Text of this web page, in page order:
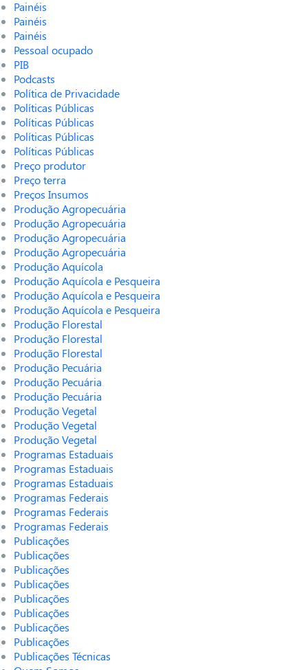
Painéis
Painéis
Painéis
Pessoal ocupado
PIB
Podcasts
Política de Privacidade
Políticas Públicas
Políticas Públicas
Políticas Públicas
Políticas Públicas
Preço produtor
Preço terra
Preços Insumos
Produção Agropecuária
Produção Agropecuária
Produção Agropecuária
Produção Agropecuária
Produção Aquícola
Produção Aquícola e Pesqueira
Produção Aquícola e Pesqueira
Produção Aquícola e Pesqueira
Produção Florestal
Produção Florestal
Produção Florestal
Produção Pecuária
Produção Pecuária
Produção Pecuária
Produção Vegetal
Produção Vegetal
Produção Vegetal
Programas Estaduais
Programas Estaduais
Programas Estaduais
Programas Federais
Programas Federais
Programas Federais
Publicações
Publicações
Publicações
Publicações
Publicações
Publicações
Publicações
Publicações
Publicações Técnicas